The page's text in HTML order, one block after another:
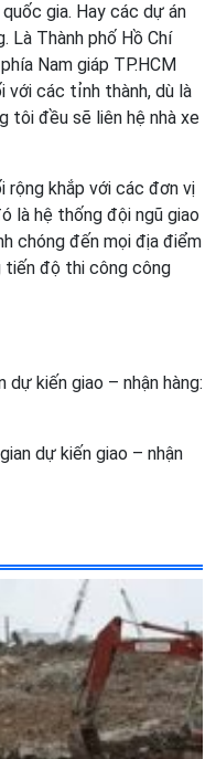
gia. Hay các dự án
Là Thành phố Hồ Chí
Nam giáp TP.HCM
với các tỉnh thành, dù là
tôi đều sẽ liên hệ nhà xe
rộng khắp với các đơn vị
là hệ thống đội ngũ giao
chóng đến mọi địa điểm
tiến độ thi công công
dự kiến giao – nhận hàng:
dự kiến giao – nhận